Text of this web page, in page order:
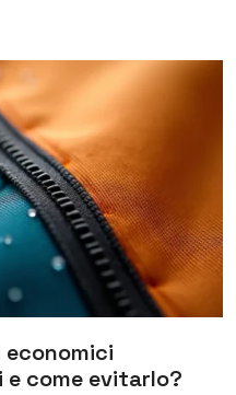
e come evitarlo?